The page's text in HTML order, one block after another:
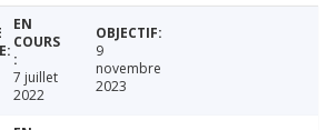
7 juillet
2022
9
novembre
2023